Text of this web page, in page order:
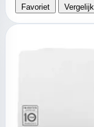
Favoriet Vergelijk